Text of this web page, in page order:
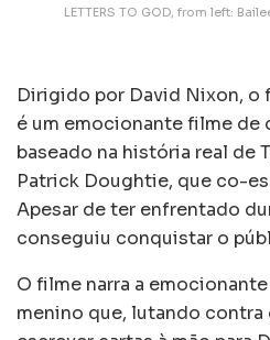
LETTERS TO GOD, from left:
Dirigido por David Nixon, o
é um emocionante filme de
baseado na história real de
Patrick Doughtie, que co-
Apesar de ter enfrentado
conseguiu conquistar o
O filme narra a
menino que, lutando contra